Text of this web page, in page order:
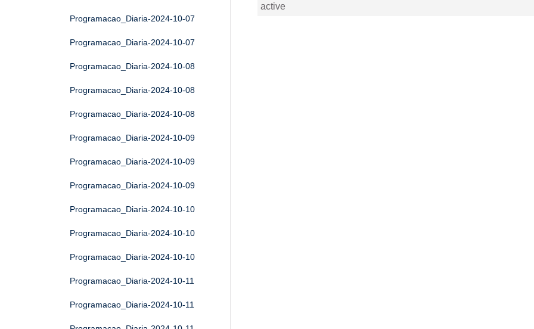
Programacao_Diaria-2024-10-07
Programacao_Diaria-2024-10-07
Programacao_Diaria-2024-10-08
Programacao_Diaria-2024-10-08
Programacao_Diaria-2024-10-08
Programacao_Diaria-2024-10-09
Programacao_Diaria-2024-10-09
Programacao_Diaria-2024-10-09
Programacao_Diaria-2024-10-10
Programacao_Diaria-2024-10-10
Programacao_Diaria-2024-10-10
Programacao_Diaria-2024-10-11
Programacao_Diaria-2024-10-11
active